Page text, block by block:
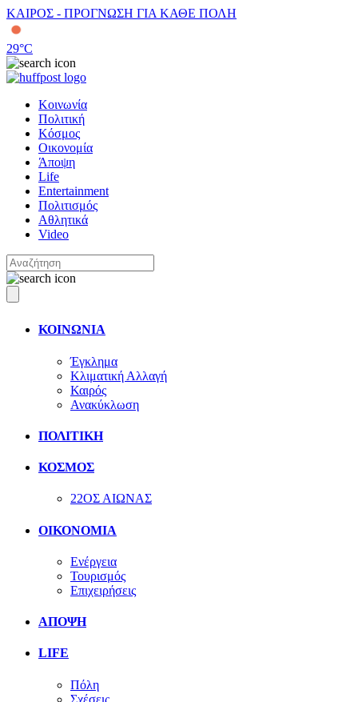
ΚΑΙΡΟΣ - ΠΡΟΓΝΩΣΗ ΓΙΑ ΚΑΘΕ ΠΟΛΗ
29°C
Κοινωνία
Πολιτική
Κόσμος
Οικονομία
Άποψη
Life
Entertainment
Πολιτισμός
Αθλητικά
Video
ΚΟΙΝΩΝΙΑ
Έγκλημα
Κλιματική Αλλαγή
Καιρός
Ανακύκλωση
ΠΟΛΙΤΙΚΗ
ΚΟΣΜΟΣ
22ΟΣ ΑΙΩΝΑΣ
ΟΙΚΟΝΟΜΙΑ
Ενέργεια
Τουρισμός
Επιχειρήσεις
ΑΠΟΨΗ
LIFE
Πόλη
Σχέσεις